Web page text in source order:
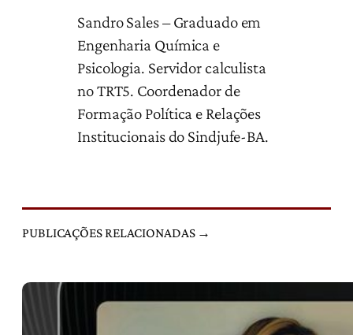
Sandro Sales – Graduado em
Engenharia Química e
Psicologia. Servidor calculista
no TRT5. Coordenador de
Formação Política e Relações
Institucionais do Sindjufe-BA.
PUBLICAÇÕES RELACIONADAS →